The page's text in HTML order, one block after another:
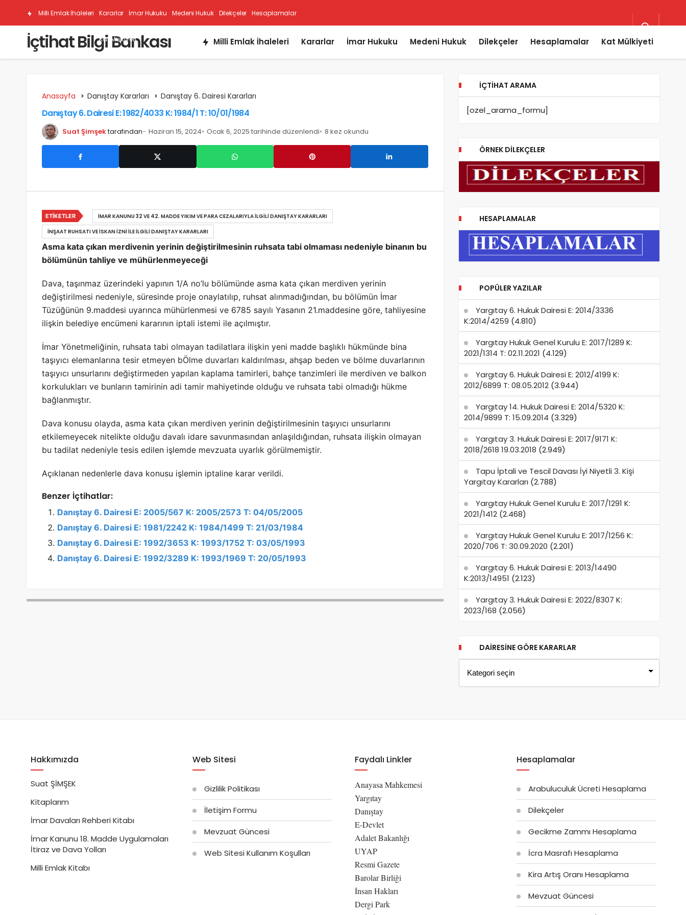
Milli Emlak İhaleleri Kararlar İmar Hukuku Medeni Hukuk Dilekçeler Hesaplamalar
Kat Mülkiyeti
İçtihat Bilgi Bankası Milli Emlak İhaleleri Kararlar İmar Hukuku Medeni Hukuk Dilekçeler Hesaplamalar Kat Mülkiyeti
Anasayfa Danıştay Kararları Danıştay 6. Dairesi Kararları
Danıştay 6. Dairesi E: 1982/4033 K: 1984/1 T: 10/01/1984
Suat Şimşektarafından Haziran 15, 2024 Ocak 6, 2025 tarihinde düzenlendi 8 kez okundu
Asma kata çıkan merdivenin yerinin değiştirilmesinin ruhsata tabi olmaması nedeniyle binanın bu
bölümünün tahliye ve mühürlenmeyeceği
Dava, taşınmaz üzerindeki yapının 1/A no’lu bölümünde asma kata çıkan merdiven yerinin
değiştirilmesi nedeniyle, süresinde proje onaylatılıp, ruhsat alınmadığından, bu bölümün İmar
Tüzüğünün 9.maddesi uyarınca mühürlenmesi ve 6785 sayılı Yasanın 21.maddesine göre, tahliyesine
ilişkin belediye encümeni kararının iptali istemi ile açılmıştır.
İmar Yönetmeliğinin, ruhsata tabi olmayan tadilatlara ilişkin yeni madde başlıklı hükmünde bina
taşıyıcı elemanlarına tesir etmeyen bÖlme duvarları kaldırılması, ahşap beden ve bölme duvarlarının
taşıyıcı unsurlarını değiştirmeden yapılan kaplama tamirleri, bahçe tanzimleri ile merdiven ve balkon
korkulukları ve bunların tamirinin adi tamir mahiyetinde olduğu ve ruhsata tabi olmadığı hükme
bağlanmıştır.
Dava konusu olayda, asma kata çıkan merdiven yerinin değiştirilmesinin taşıyıcı unsurlarını
etkilemeyecek nitelikte olduğu davalı idare savunmasından anlaşıldığından, ruhsata ilişkin olmayan
bu tadilat nedeniyle tesis edilen işlemde mevzuata uyarlık görülmemiştir.
Açıklanan nedenlerle dava konusu işlemin iptaline karar verildi.
Benzer İçtihatlar:
Danıştay 6. Dairesi E: 2005/567 K: 2005/2573 T: 04/05/2005
Danıştay 6. Dairesi E: 1981/2242 K: 1984/1499 T: 21/03/1984
Danıştay 6. Dairesi E: 1992/3653 K: 1993/1752 T: 03/05/1993
Danıştay 6. Dairesi E: 1992/3289 K: 1993/1969 T: 20/05/1993
ETIKETLER
İMAR KANUNU 32 VE 42. MADDE YIKIM VE PARA CEZALARIYLA İLGILI DANIŞTAY KARARLARI
İNŞAAT RUHSATI VE İSKAN İZNI ILE İLGILI DANIŞTAY KARARLARI
İÇTIHAT ARAMA
[ozel_arama_formu]
ÖRNEK DILEKÇELER
HESAPLAMALAR
POPÜLER YAZILAR
Yargıtay 6. Hukuk Dairesi E: 2014/3336
K:2014/4259 (4.810)
Yargıtay Hukuk Genel Kurulu E: 2017/1289 K:
2021/1314 T: 02.11.2021 (4.129)
Yargıtay 6. Hukuk Dairesi E: 2012/4199 K:
2012/6899 T: 08.05.2012 (3.944)
Yargıtay 14. Hukuk Dairesi E: 2014/5320 K:
2014/9899 T: 15.09.2014 (3.329)
Yargıtay 3. Hukuk Dairesi E: 2017/9171 K:
2018/2618 19.03.2018 (2.949)
Tapu İptali ve Tescil Davası İyi Niyetli 3. Kişi
Yargıtay Kararları (2.788)
Yargıtay Hukuk Genel Kurulu E: 2017/1291 K:
2021/1412 (2.468)
Yargıtay Hukuk Genel Kurulu E: 2017/1256 K:
2020/706 T: 30.09.2020 (2.201)
Yargıtay 6. Hukuk Dairesi E: 2013/14490
K:2013/14951 (2.123)
Yargıtay 3. Hukuk Dairesi E: 2022/8307 K:
2023/168 (2.056)
DAIRESINE GÖRE KARARLAR
Hakkımızda
Suat ŞİMŞEK
Kitaplarım
İmar Davaları Rehberi Kitabı
İmar Kanunu 18. Madde Uygulamaları
İtiraz ve Dava Yolları
Milli Emlak Kitabı
Web Sitesi
Gizlilik Politikası
İletişim Formu
Mevzuat Güncesi
Web Sitesi Kullanım Koşulları
Faydalı Linkler
Anayasa Mahkemesi
Yargıtay
Danıştay
E-Devlet
Adalet Bakanlığı
UYAP
Resmi Gazete
Barolar Birliği
İnsan Hakları
Dergi Park
Hesaplamalar
Arabuluculuk Ücreti Hesaplama
Dilekçeler
Gecikme Zammı Hesaplama
İcra Masrafı Hesaplama
Kira Artış Oranı Hesaplama
Mevzuat Güncesi